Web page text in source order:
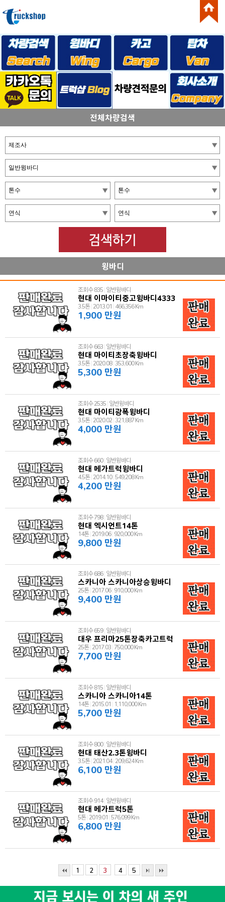
전체차량검색
윙바디
조회수 835 일반윙바디
현대 이마이티중고윙바디4333
3.5톤 2013.01 466,356 Km
1,900 만원
조회수 663 일반윙바디
현대 마이티초장축윙바디
3.5톤 2020.08 353,600 Km
5,300 만원
조회수 2535 일반윙바디
현대 마이티광폭윙바디
3.5톤 2020.02 321,887 Km
4,000 만원
조회수 660 일반윙바디
현대 메가트럭윙바디
4.5톤 2014.10 549,208 Km
4,200 만원
조회수 798 일반윙바디
현대 엑시언트14톤
14톤 2019.06 920,000 Km
9,800 만원
조회수 686 일반윙바디
스카니아 스카니아상승윙바디
25톤 2017.06 910,000 Km
9,400 만원
조회수 659 일반윙바디
대우 프리마25톤장축카고트럭
25톤 2017.03 750,000 Km
7,700 만원
조회수 815 일반윙바디
스카니아 스카니아14톤
14톤 2015.01 1,110,000 Km
5,700 만원
조회수 800 일반윙바디
현대 태산2.3톤윙바디
3.5톤 2021.04 209,624 Km
6,100 만원
조회수 914 일반윙바디
현대 메가트럭5톤
5톤 2019.01 576,099 Km
6,800 만원
1 2 3 4 5